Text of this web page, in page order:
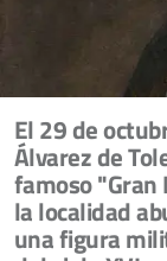
El 29 de
Álvarez de
famoso "Gran
la localidad
una figura